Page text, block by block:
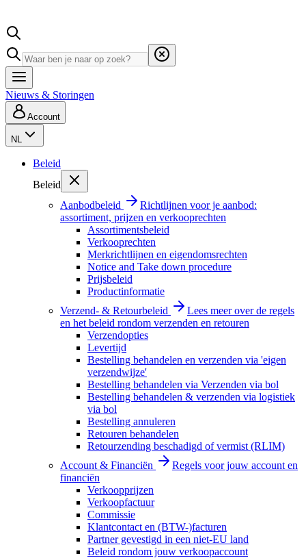
Nieuws & Storingen
Account
NL
Beleid
Beleid
Aanbodbeleid
Richtlijnen voor je aanbod:
assortiment, prijzen en verkooprechten
Assortimentsbeleid
Verkooprechten
Merkrichtlijnen en eigendomsrechten
Notice and Take down procedure
Prijsbeleid
Productinformatie
Verzend- & Retourbeleid
Lees meer over de regels
en het beleid rondom verzenden en retouren
Verzendopties
Levertijd
Bestelling behandelen en verzenden via 'eigen
verzendwijze'
Bestelling behandelen via Verzenden via bol
Bestelling behandelen & verzenden via logistiek
via bol
Bestelling annuleren
Retouren behandelen
Retourzending beschadigd of vermist (RLIM)
Account & Financiën
Regels voor jouw account en
financiën
Verkoopprijzen
Verkoopfactuur
Commissie
Klantcontact en (BTW-)facturen
Partner gevestigd in een niet-EU land
Beleid rondom jouw verkoopaccount